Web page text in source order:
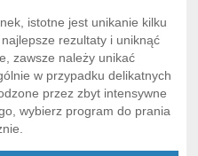
istotne jest unikanie kilku
rezultaty i uniknąć
zawsze należy unikać
w przypadku delikatnych
przez zbyt intensywne
wybierz program do prania